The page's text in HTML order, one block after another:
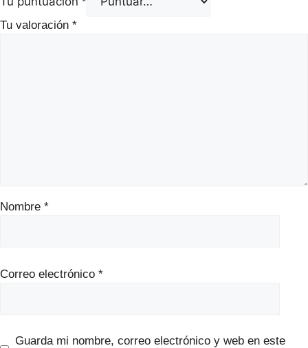
Tu valoración *
Nombre *
Correo electrónico *
Guarda mi nombre, correo electrónico y web en este